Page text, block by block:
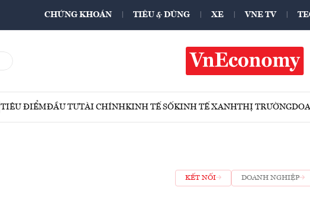
CHỨNG KHOÁN TIÊU & DÙNG XE VNE TV
TIÊU ĐIỂMĐẦU TƯTÀI CHÍNHKINH TẾ SỐKINH TẾ XANHTHỊ TRƯỜNG
KẾT NỐI DOANH NGHIỆP